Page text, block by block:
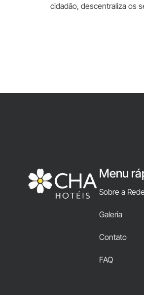
cidadão, descentraliza os
Menu
Sobre a Rede
Galeria
Contato
FAQ